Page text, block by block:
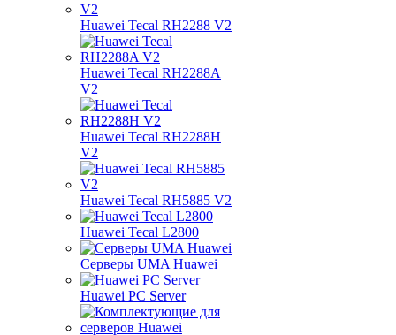
Huawei Tecal RH2288 V2
Huawei Tecal RH2288A
V2
Huawei Tecal RH2288H
V2
Huawei Tecal RH5885 V2
Huawei Tecal L2800
Серверы UMA Huawei
Huawei PC Server